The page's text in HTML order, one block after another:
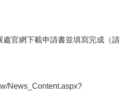
處官網下載申請書並填寫完成（請
News_Content.aspx?